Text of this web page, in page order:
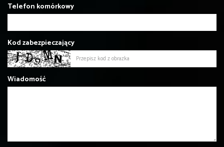
Telefon komórkowy
Kod zabezpieczający
Wiadomość